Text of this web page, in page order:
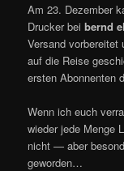
Am 23. Dezember
Drucker beibernd
Versand
auf die Reise
ersten Abonnenten
Wenn ich euch
wieder jede Menge
nicht — aber
geworden…